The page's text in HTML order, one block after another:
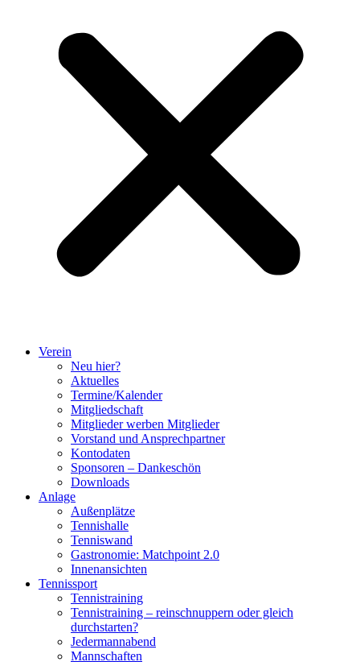
Verein
Neu hier?
Aktuelles
Termine/Kalender
Mitgliedschaft
Mitglieder werben Mitglieder
Vorstand und Ansprechpartner
Kontodaten
Sponsoren – Dankeschön
Downloads
Anlage
Außenplätze
Tennishalle
Tenniswand
Gastronomie: Matchpoint 2.0
Innenansichten
Tennissport
Tennistraining
Tennistraining – reinschnuppern oder gleich
durchstarten?
Jedermannabend
Mannschaften